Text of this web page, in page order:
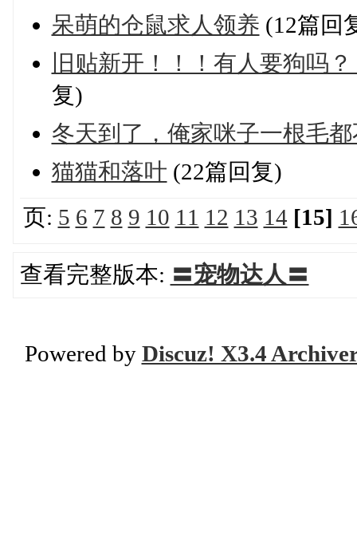
呆萌的仓鼠求人领养 (12篇回
旧贴新开！！！有人要狗吗
复)
冬天到了，俺家咪子一根毛
猫猫和落叶 (22篇回复)
页: 5 6 7 8 9 10 11 12 13 14 [15]
查看完整版本: 〓宠物达人〓
Powered by Discuz! X3.4